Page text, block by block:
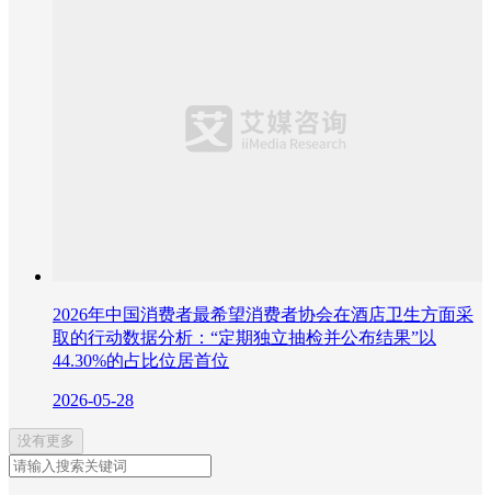
2026年中国消费者最希望消费者协会在酒店卫生方面采
取的行动数据分析：“定期独立抽检并公布结果”以
44.30%的占比位居首位
2026-05-28
没有更多